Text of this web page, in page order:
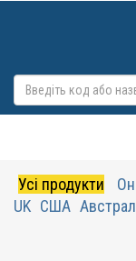
Усі продукти
UK США